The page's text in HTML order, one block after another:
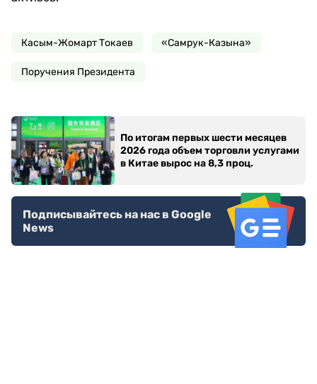
Касым-Жомарт Токаев «Самрук-Казына»
Поручения Президента
По итогам первых шести месяцев
2026 года объем торговли услугами
в Китае вырос на 8,3 проц.
Подписывайтесь на нас в Google
News